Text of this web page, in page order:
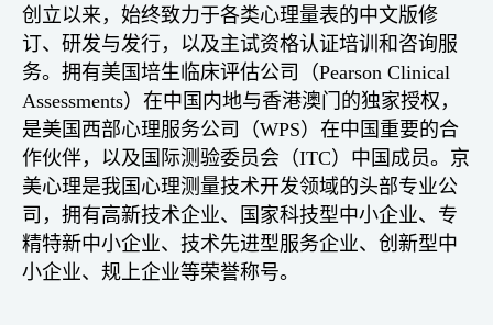
创立以来，始终致力于各类心理量表的中文版修
订、研发与发行，以及主试资格认证培训和咨询服
务。拥有美国培生临床评估公司（Pearson Clinical
Assessments）在中国内地与香港澳门的独家授权，
是美国西部心理服务公司（WPS）在中国重要的合
作伙伴，以及国际测验委员会（ITC）中国成员。京
美心理是我国心理测量技术开发领域的头部专业公
司，拥有高新技术企业、国家科技型中小企业、专
精特新中小企业、技术先进型服务企业、创新型中
小企业、规上企业等荣誉称号。